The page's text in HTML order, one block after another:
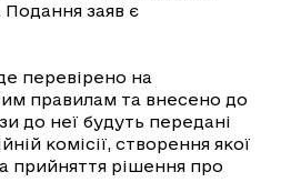
заяв є
перевірено на
правилам та внесено до
до неї будуть передані
комісії, створення якої
прийняття рішення про